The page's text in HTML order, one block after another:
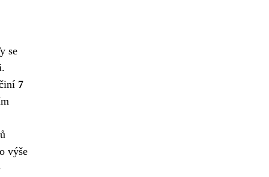
se
7
výše